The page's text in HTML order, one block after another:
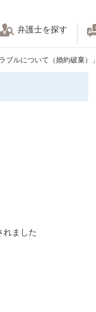
弁護士を探す
ブルについて（婚約破棄）」
れました